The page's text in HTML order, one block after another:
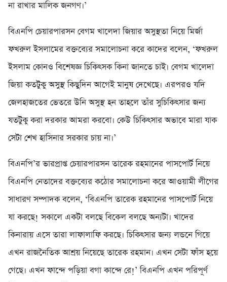
না রাখার মালিক জনগণ।’
বিএনপি চেয়ারপারসন বেগম খালেদা জিয়ার অসুস্থতা নিয়ে মির্জা
ফখরুল ইসলামের বক্তব্যের সমালোচনা করে কাদের বলেন, ‘ফখরুল
ইসলাম কোনও বিশেষজ্ঞ চিকিৎসক কিনা জানতে চাই। বেগম খালেদা
জিয়া কতটুকু অসুস্থ কিছুদিন আগেই মানুষ দেখেছে। এরপরও যদি
জেলহাজতের ভেতরে উনি অসুস্থ হন তাহলে তাঁর সুচিকিৎসার জন্য
যতটুকু করা দরকার আমরা করবো। কেউ চিকিৎসার অভাবে মারা যাক
সেটা শেখ হাসিনার সরকার চায় না।’
বিএনপি’র ভারপ্রাপ্ত চেয়ারপারসন তারেক রহমানের পাসপোর্ট নিয়ে
বিএনপি নেতাদের বক্তব্যের কঠোর সমালোচনা করে আওয়ামী লীগের
সাধারণ সম্পাদক বলেন, ‘বিএনপি তারেক রহমানের পাসপোর্ট নিয়ে
যা করছে! সকালে একটা বলছে বিকেল বলছে অন্যটা। খাদের
কিনারায় এসে তারা লাফালাফি করছে। চিকিৎসার জন্য লন্ডনে গিয়ে
এখন রাজনৈতিক আশ্রয় নিয়েছে তারেক রহমান। এখন সেটা ফাঁস হয়ে
গেছে। এখন ফান্দে পড়িয়া বগা কান্দে রে!’ বিএনপি এখন পরিপূর্ণ